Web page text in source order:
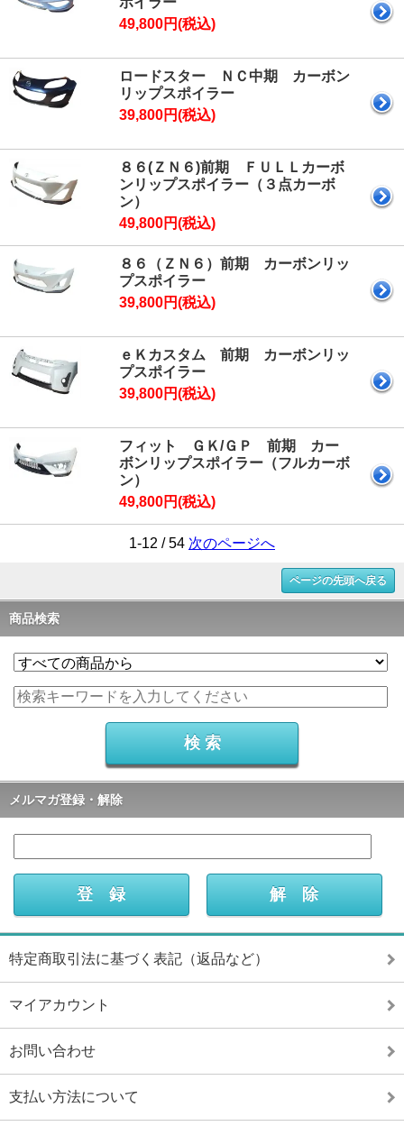
49,800円(税込)
ロードスター ＮＣ中期 カーボン
リップスポイラー
39,800円(税込)
８６(ＺＮ６)前期 ＦＵＬＬカーボ
ンリップスポイラー（３点カーボ
ン）
49,800円(税込)
８６（ＺＮ６）前期 カーボンリッ
プスポイラー
39,800円(税込)
ｅＫカスタム 前期 カーボンリッ
プスポイラー
39,800円(税込)
フィット ＧＫ/ＧＰ 前期 カー
ボンリップスポイラー（フルカーボ
ン）
49,800円(税込)
1-12 / 54 次のページへ
ページの先頭へ戻る
商品検索
メルマガ登録・解除
特定商取引法に基づく表記（返品など）
マイアカウント
お問い合わせ
支払い方法について